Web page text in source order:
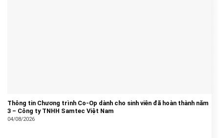
Thông tin Chương trình Co-Op dành cho sinh viên đã hoàn thành năm
3 – Công ty TNHH Samtec Việt Nam
04/08/2026